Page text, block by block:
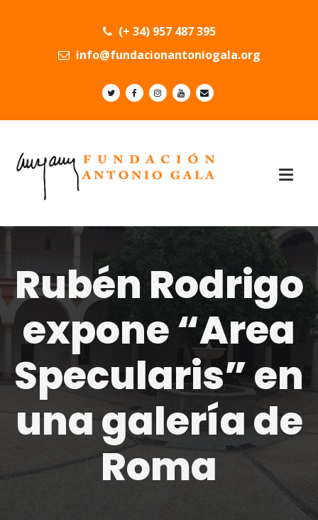
(+ 34) 957 487 395
info@fundacionantoniogala.org
Rubén Rodrigo
expone “Area
Specularis” en
una galería de
Roma